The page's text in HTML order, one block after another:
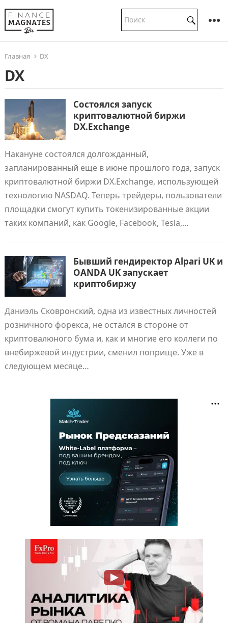
Главная DX
DX
Состоялся запуск
криптовалютной биржи
DX.Exchange
Накануне состоялся долгожданный,
запланированный еще в июне прошлого года, запуск
криптовалютной биржи DX.Exchange, использующей
технологию NASDAQ. Теперь трейдеры, пользователи
площадки смогут купить токенизированные акции
таких компаний, как Google, Facebook, Tesla,…
Бывший гендиректор Alpari UK и
OANDA UK запускает
криптобиржу
Даниэль Сковронский, одна из известных личностей
розничного форекса, не остался в стороне от
криптовалюного бума и, как и многие его коллеги по
внебиржевой индустрии, сменил поприще. Уже в
следующем месяце…